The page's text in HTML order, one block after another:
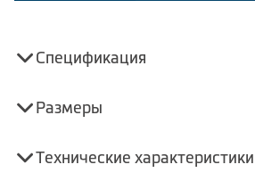
Спецификация
Размеры
Технические характеристики